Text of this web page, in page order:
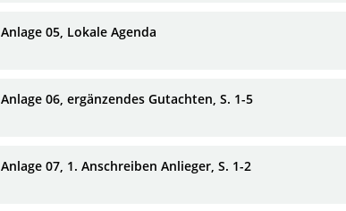
Anlage 05, Lokale Agenda
Anlage 06, ergänzendes Gutachten, S. 1-5
Anlage 07, 1. Anschreiben Anlieger, S. 1-2